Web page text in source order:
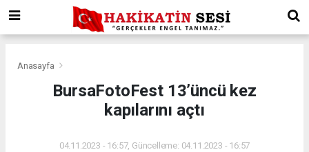
Anasayfa
BursaFotoFest 13’üncü kez
kapılarını açtı
04.11.2023 - 16:57, Güncelleme: 04.11.2023 - 16:57